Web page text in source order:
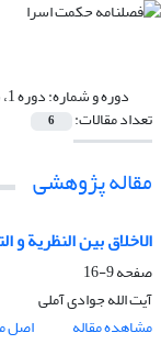
دوره و شماره:دوره 1، شماره 2، زمستان 1388، صفحه 7-195
تعداد مقالات: 6
مقاله پژوهشی
الاخلاق بین النظریة و
صفحه9-16
آیت الله جوادی آملی
مشاهده مقاله
اصل